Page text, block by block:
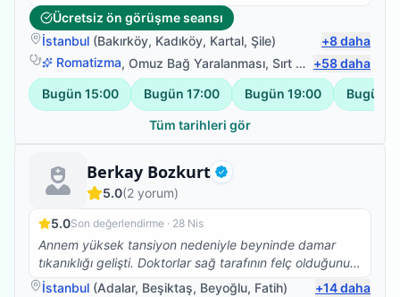
edebilirsiniz.
Ücretsiz ön görüşme seansı
İstanbul (Bakırköy, Kadıköy, Kartal, Şile) +8daha
Romatizma, Omuz Bağ Yaralanması, Sırt Ağrısı ,Bel Ağrısı
+58daha
Bugün 15:00 Bugün 17:00 Bugün 19:00 Bugün
Tüm tarihleri gör
Berkay Bozkurt Doğrulanmış
Uzman Fizyoterapist
5.0(2 yorum)
5.0Son değerlendirme · 28 Nis
Annem yüksek tansiyon nedeniyle beyninde damar
tıkanıklığı gelişti. Doktorlar sağ tarafının felç olduğunu
söylediğinde hayatımızın bittiğini düşündük. Ancak bu
İstanbul (Adalar, Beşiktaş, Beyoğlu, Fatih) +14daha